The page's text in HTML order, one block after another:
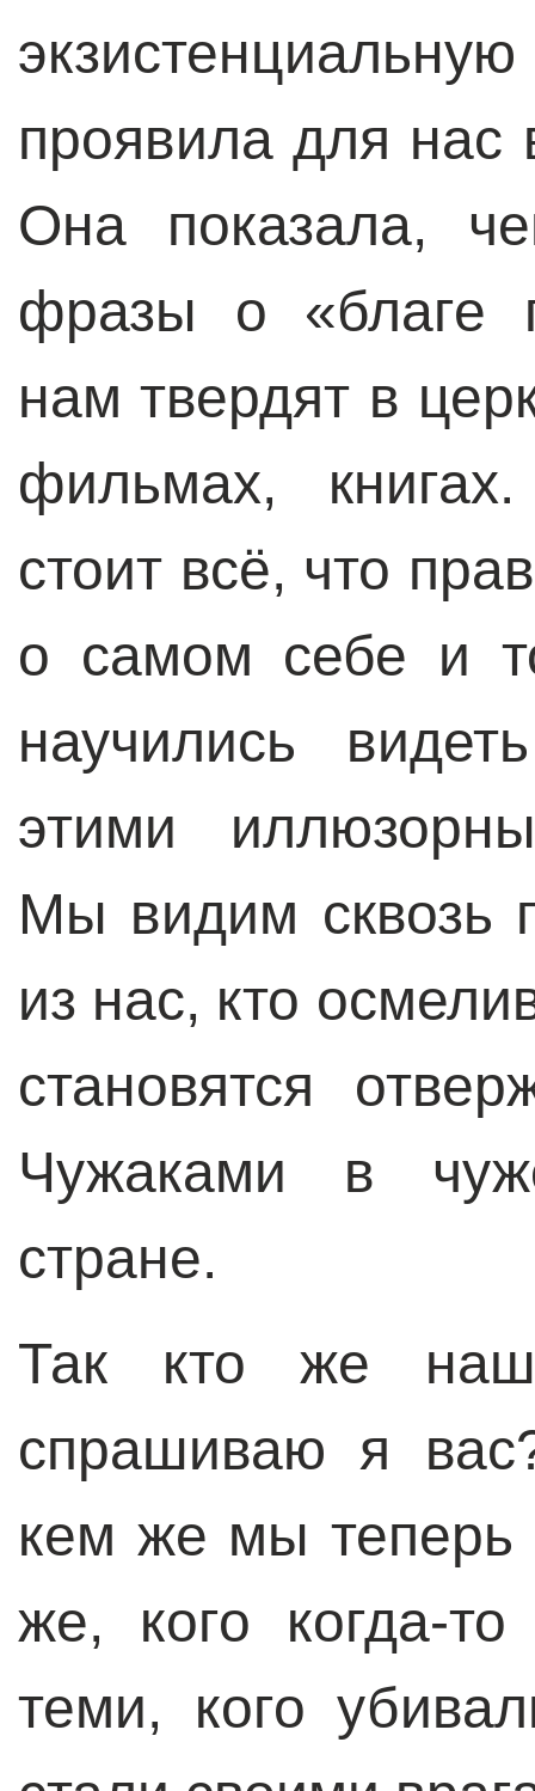
проявила для нас
Она показала,
фразы о «благе
нам твердят в
фильмах,
стоит всё, что
о самом себе и
научились
этими
Мы видим сквозь
из нас, кто
становятся
Чужаками в
стране.
Так кто же
спрашиваю я
кем же мы теперь
же, кого когда-
теми, кого